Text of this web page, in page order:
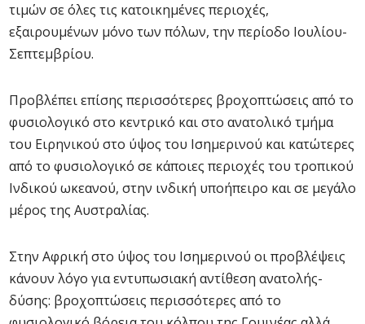
τιμών σε όλες τις κατοικημένες περιοχές,
εξαιρουμένων μόνο των πόλων, την περίοδο Ιουλίου-
Σεπτεμβρίου.
Προβλέπει επίσης περισσότερες βροχοπτώσεις από το
φυσιολογικό στο κεντρικό και στο ανατολικό τμήμα
του Ειρηνικού στο ύψος του Ισημερινού και κατώτερες
από το φυσιολογικό σε κάποιες περιοχές του τροπικού
Ινδικού ωκεανού, στην ινδική υποήπειρο και σε μεγάλο
μέρος της Αυστραλίας.
Στην Αφρική στο ύψος του Ισημερινού οι προβλέψεις
κάνουν λόγο για εντυπωσιακή αντίθεση ανατολής-
δύσης: βροχοπτώσεις περισσότερες από το